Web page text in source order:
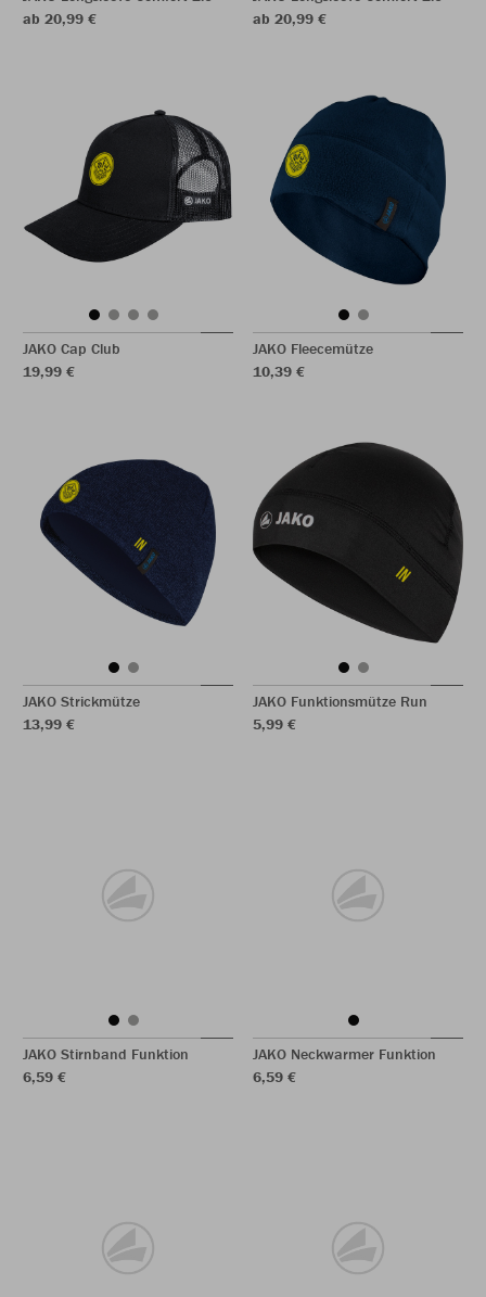
ab 20,99 €
ab 20,99 €
JAKO Cap Club
19,99 €
JAKO Fleecemütze
10,39 €
JAKO Strickmütze
13,99 €
JAKO Funktionsmütze Run
5,99 €
JAKO Stirnband Funktion
6,59 €
JAKO Neckwarmer Funktion
6,59 €